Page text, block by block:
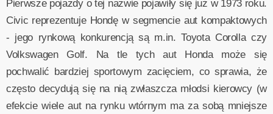
Pierwsze pojazdy o tej nazwie pojawiły się już w 1973 roku.
Civic reprezentuje Hondę w segmencie aut kompaktowych
- jego rynkową konkurencją są m.in. Toyota Corolla czy
Volkswagen Golf. Na tle tych aut Honda może się
pochwalić bardziej sportowym zacięciem, co sprawia, że
często decydują się na nią zwłaszcza młodsi kierowcy (w
efekcie wiele aut na rynku wtórnym ma za sobą mniejsze